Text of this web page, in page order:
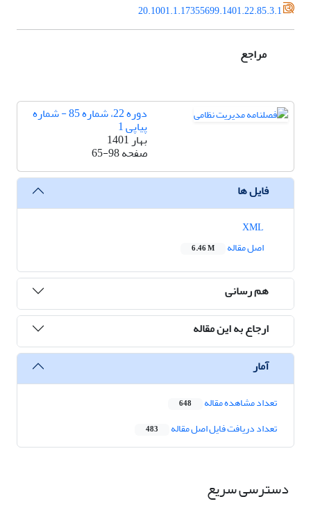
20.1001.1.17355699.1401.22.85.3.1
مراجع
دوره 22، شماره 85 - شماره
پیاپی 1
بهار 1401
صفحه65-98
فایل ها
اصل مقاله
6.46 M
هم رسانی
ارجاع به این مقاله
آمار
تعداد مشاهده مقاله 648
تعداد دریافت فایل اصل مقاله 483
دسترسی سریع